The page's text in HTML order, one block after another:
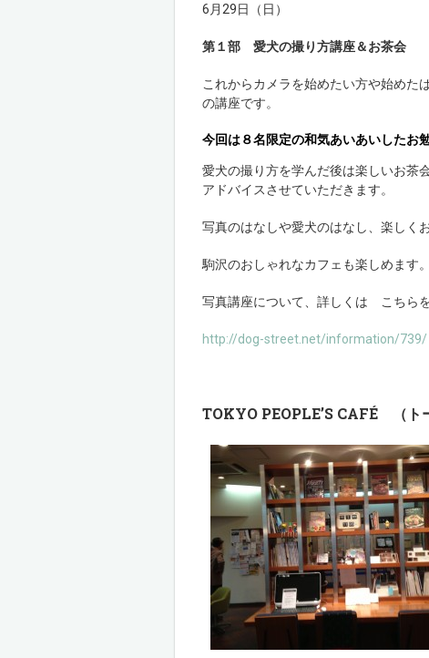
6月29日（日）
第１部 愛犬の撮り方講座＆お茶会
これからカメラを始めたい方や始めた
の講座です。
今回は８名限定の和気あいあいしたお勉
愛犬の撮り方を学んだ後は楽しいお茶
アドバイスさせていただきます。
写真のはなしや愛犬のはなし、楽しく
駒沢のおしゃれなカフェも楽しめます。
写真講座について、詳しくは こちらを
http://dog-street.net/information/739/
TOKYO PEOPLE’S CAFÉ （ト